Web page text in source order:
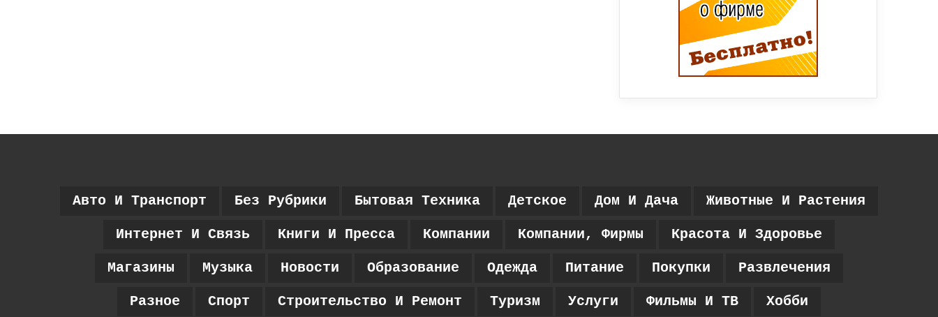
Авто И Транспорт Без Рубрики Бытовая Техника Детское Дом И Дача Животные И Растения
Интернет И Связь Книги И Пресса Компании Компании, Фирмы Красота И Здоровье
Магазины Музыка Новости Образование Одежда Питание Покупки Развлечения
Разное Спорт Строительство И Ремонт Туризм Услуги Фильмы И ТВ Хобби